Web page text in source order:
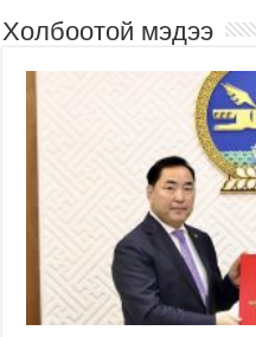
Холбоотой мэдээ